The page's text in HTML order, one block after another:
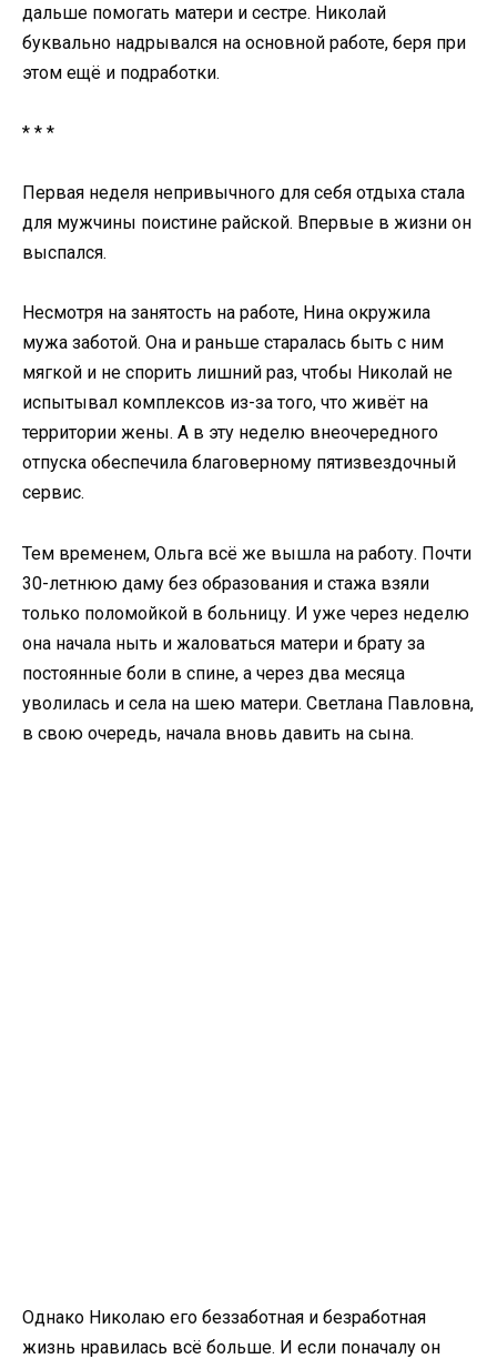
дальше помогать матери и сестре. Николай
буквально надрывался на основной работе, беря при
этом ещё и подработки.
* * *
Первая неделя непривычного для себя отдыха стала
для мужчины поистине райской. Впервые в жизни он
выспался.
Несмотря на занятость на работе, Нина окружила
мужа заботой. Она и раньше старалась быть с ним
мягкой и не спорить лишний раз, чтобы Николай не
испытывал комплексов из-за того, что живёт на
территории жены. А в эту неделю внеочередного
отпуска обеспечила благоверному пятизвездочный
сервис.
Тем временем, Ольга всё же вышла на работу. Почти
30-летнюю даму без образования и стажа взяли
только поломойкой в больницу. И уже через неделю
она начала ныть и жаловаться матери и брату за
постоянные боли в спине, а через два месяца
уволилась и села на шею матери. Светлана Павловна,
в свою очередь, начала вновь давить на сына.
Однако Николаю его беззаботная и безработная
жизнь нравилась всё больше. И если поначалу он